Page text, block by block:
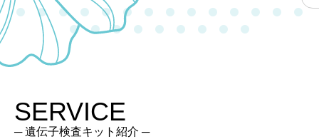
SERVICE
─ 遺伝子検査キット紹介 ─